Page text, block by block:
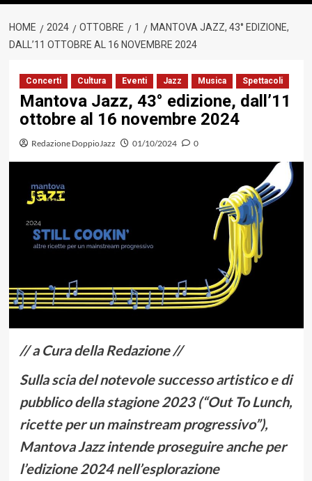
HOME 2024 OTTOBRE 1
MANTOVA JAZZ, 43° EDIZIONE,
DALL’11 OTTOBRE AL 16 NOVEMBRE 2024
Concerti Cultura Eventi Jazz Musica Spettacoli
Mantova Jazz, 43° edizione, dall’11
ottobre al 16 novembre 2024
Redazione DoppioJazz 01/10/2024 0
// a Cura della Redazione //
Sulla scia del notevole successo artistico e di
pubblico della stagione 2023 (“Out To Lunch,
ricette per un mainstream progressivo”),
Mantova Jazz intende proseguire anche per
l’edizione 2024 nell’esplorazione